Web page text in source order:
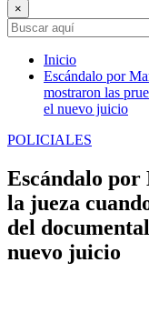
×
Inicio
Escándalo por
mostraron las
el nuevo juicio
POLICIALES
Escándalo
la jueza
del
nuevo juicio